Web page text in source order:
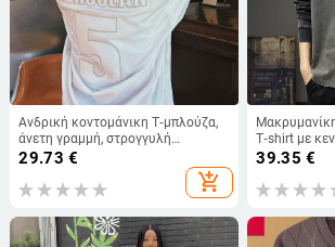
Ανδρική κοντομάνικη Τ‑μπλούζα,
άνετη γραμμή, στρογγυλή
λαιμόκοψη, πολυεστέρας, σχέδιο
29.73 €
add_shopping_cart
T‑shirt με
φαρδιά
στρογγυλή
βαμβάκι
39.35 €